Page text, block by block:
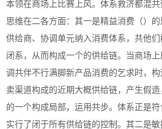
本领在商场上比赛上风。体系救济都混
思维在二各方面：其一是精益消费（）的
供给商、协调单元纳入消费体系，共他
闭系，从而构成一个的供给链。当商场
调共伴不行满脚新产品消费的乞求时，
卖渠道构成的近期大概供给链，产生假
的一个构成局部，运用共步。体系正是符
实行了闭于所有供给链的控制。其二是